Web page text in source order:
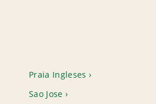
Praia Ingleses
Sao Jose